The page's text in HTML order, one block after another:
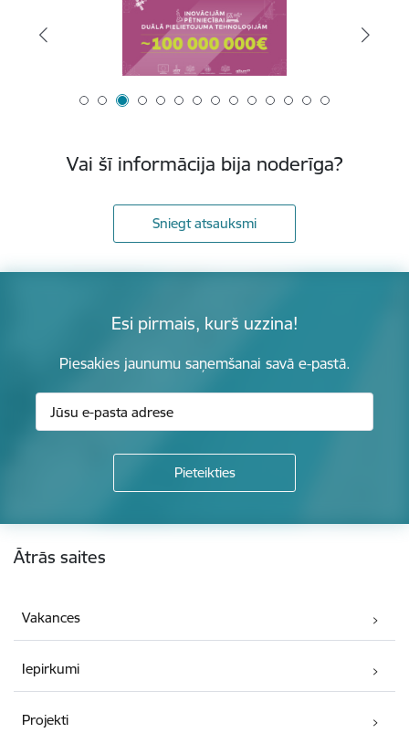
Vai šī informācija bija noderīga?
Sniegt atsauksmi
Esi pirmais, kurš uzzina!
Piesakies jaunumu saņemšanai savā e-pastā.
Ātrās saites
Vakances
Iepirkumi
Projekti